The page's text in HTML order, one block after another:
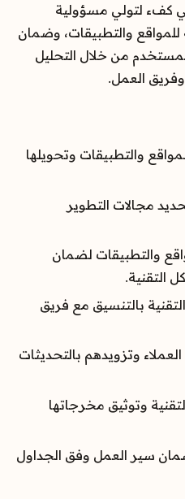
كفء لتولي مسؤولية
للمواقع والتطبيقات، وضمان
من خلال التحليل
وفريق العمل.
والتطبيقات وتحويلها
مجالات التطوير
والتطبيقات لضمان
التقنية.
بالتنسيق مع فريق
وتزويدهم بالتحديثات
وتوثيق مخرجاتها
سير العمل وفق الجداول